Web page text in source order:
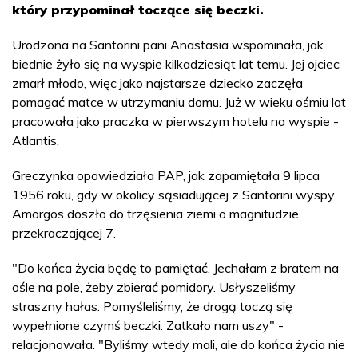
który przypominał toczące się beczki.
Urodzona na Santorini pani Anastasia wspominała, jak
biednie żyło się na wyspie kilkadziesiąt lat temu. Jej ojciec
zmarł młodo, więc jako najstarsze dziecko zaczęła
pomagać matce w utrzymaniu domu. Już w wieku ośmiu lat
pracowała jako praczka w pierwszym hotelu na wyspie -
Atlantis.
Greczynka opowiedziała PAP, jak zapamiętała 9 lipca
1956 roku, gdy w okolicy sąsiadującej z Santorini wyspy
Amorgos doszło do trzęsienia ziemi o magnitudzie
przekraczającej 7.
"Do końca życia będę to pamiętać. Jechałam z bratem na
ośle na pole, żeby zbierać pomidory. Usłyszeliśmy
straszny hałas. Pomyśleliśmy, że drogą toczą się
wypełnione czymś beczki. Zatkało nam uszy" -
relacjonowała. "Byliśmy wtedy mali, ale do końca życia nie